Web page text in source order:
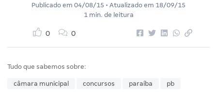
Publicado em 04/08/15 • Atualizado em 18/09/15
1 min. de leitura
0 0
Tudo que sabemos sobre:
câmara municipal concursos paraíba pb